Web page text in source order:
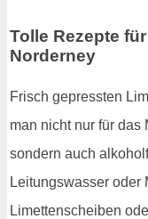
Tolle Rezepte
Norderney
Frisch gepressten
man nicht nur für das
sondern auch
Leitungswasser oder
Limettenscheiben